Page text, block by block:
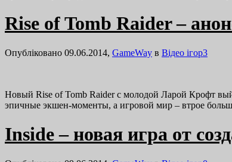
Rise of Tomb Raider –
Опубліковано 09.06.2014, GameWay в Відео ігор3
Новый Rise of Tomb Raider с молодой Ларой Крофт
эпичные экшен-моменты, а игровой мир – втрое
Inside – новая игра от